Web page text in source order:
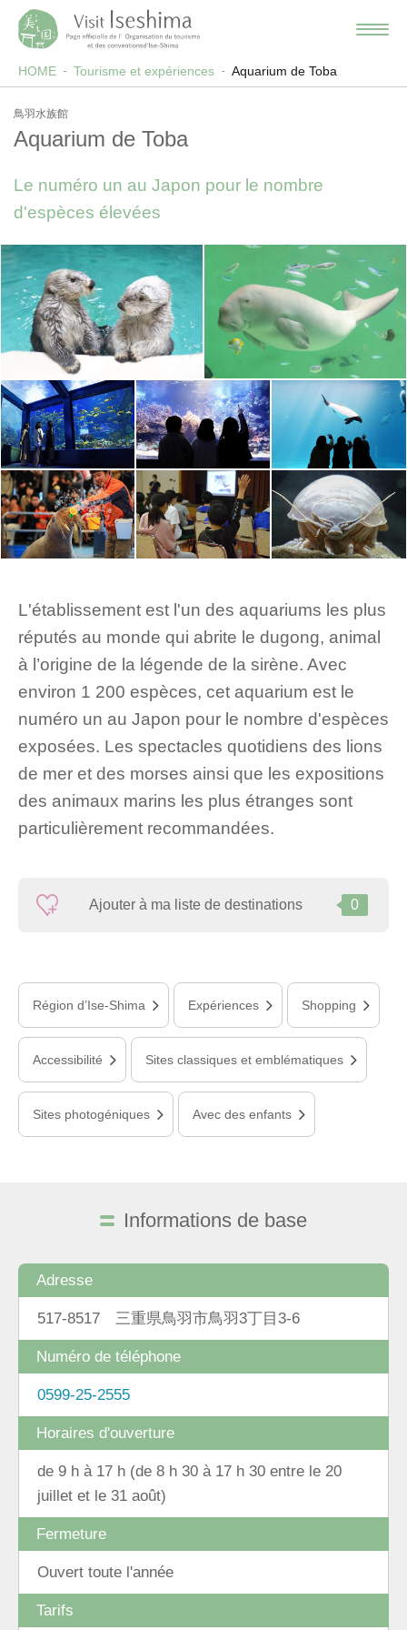
HOME Tourisme et expériences Aquarium de Toba
鳥羽水族館
Aquarium de Toba
Le numéro un au Japon pour le nombre
d'espèces élevées
L'établissement est l'un des aquariums les plus
réputés au monde qui abrite le dugong, animal
à l’origine de la légende de la sirène. Avec
environ 1 200 espèces, cet aquarium est le
numéro un au Japon pour le nombre d'espèces
exposées. Les spectacles quotidiens des lions
de mer et des morses ainsi que les expositions
des animaux marins les plus étranges sont
particulièrement recommandées.
Ajouter à ma liste de destinations 0
Région d’Ise-Shima Expériences Shopping
Accessibilité Sites classiques et emblématiques
Sites photogéniques Avec des enfants
Informations de base
Adresse
517-8517 三重県鳥羽市鳥羽3丁目3-6
Numéro de téléphone
0599-25-2555
Horaires d'ouverture
de 9 h à 17 h (de 8 h 30 à 17 h 30 entre le 20
juillet et le 31 août)
Fermeture
Ouvert toute l'année
Tarifs